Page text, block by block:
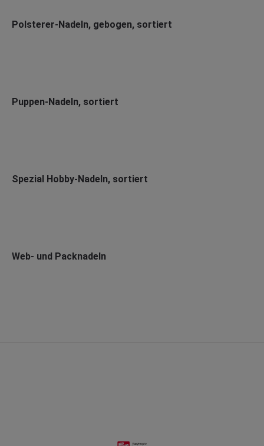
Polsterer-Nadeln, gebogen, sortiert
Puppen-Nadeln, sortiert
Spezial Hobby-Nadeln, sortiert
Web- und Packnadeln